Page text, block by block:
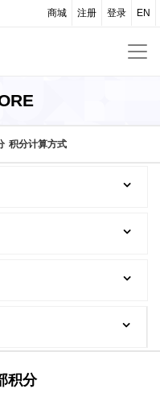
EN
登录
注册
商城
积分计算方式
积分